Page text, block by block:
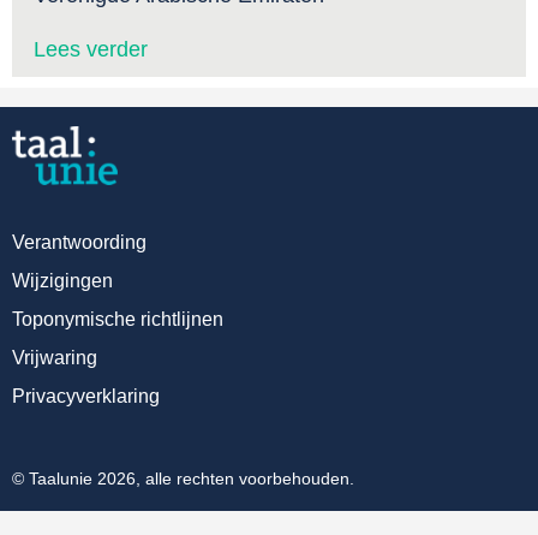
Lees verder
Verantwoording
Wijzigingen
Toponymische richtlijnen
Vrijwaring
Privacyverklaring
© Taalunie 2026, alle rechten voorbehouden.